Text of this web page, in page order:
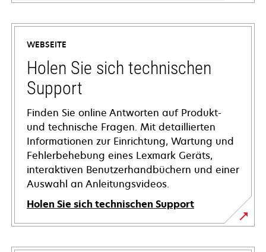
WEBSEITE
Holen Sie sich technischen
Support
Finden Sie online Antworten auf Produkt-
und technische Fragen. Mit detaillierten
Informationen zur Einrichtung, Wartung und
Fehlerbehebung eines Lexmark Geräts,
interaktiven Benutzerhandbüchern und einer
Auswahl an Anleitungsvideos.
Holen Sie sich technischen Support
wird
in